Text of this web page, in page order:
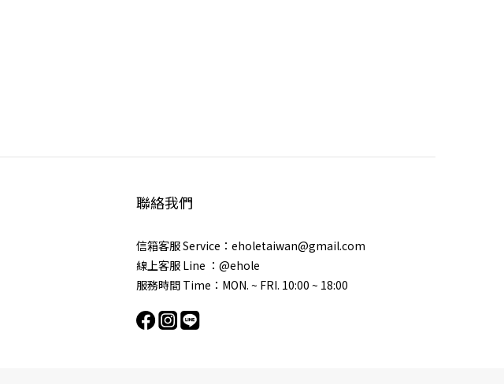
聯絡我們
信箱客服 Service：eholetaiwan@gmail.com
線上客服 Line ：@ehole
服務時間 Time：MON. ~ FRI. 10:00 ~ 18:00